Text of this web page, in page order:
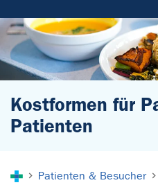
Kostformen für
Patienten
Patienten & Besucher